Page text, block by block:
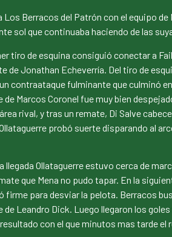
Berracos del Patrón con el equipo
sol que continuaba haciendo de las
tiro de esquina consiguió conectar a
de Jonathan Echeverría. Del tiro de
contraataque fulminante que culminó
Marcos Coronel fue muy bien
rival, y tras un remate, Di Salve
probó suerte disparando al
Ollataguerre estuvo cerca de
que Mena no pudo tapar. En la
para desviar la pelota. Berracos
Leandro Dick. Luego llegaron los
con el que minutos mas tarde el